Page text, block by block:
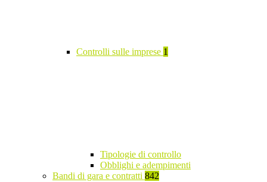
Controlli sulle imprese 1
Tipologie di controllo
Obblighi e adempimenti
Bandi di gara e contratti 842